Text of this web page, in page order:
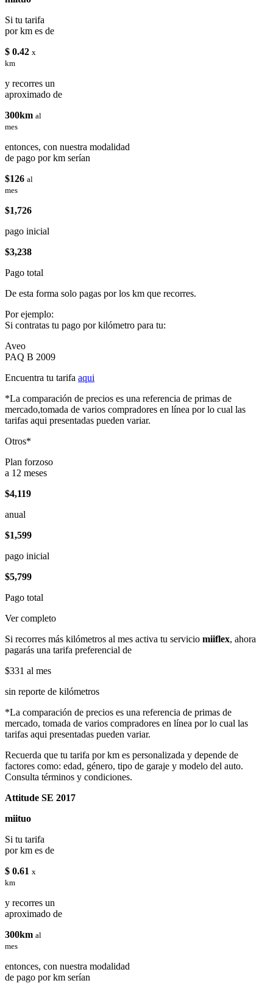
Si tu tarifa
por km es de
$ 0.42 x
km
y recorres un
aproximado de
300km al
mes
entonces, con nuestra modalidad
de pago por km serían
$126 al
mes
$1,726
pago inicial
$3,238
Pago total
De esta forma solo pagas por los km que recorres.
Por ejemplo:
Si contratas tu pago por kilómetro para tu:
Aveo
PAQ B 2009
Encuentra tu tarifa aqui
*La comparación de precios es una referencia de primas de
mercado,tomada de varios compradores en línea por lo cual las
tarifas aqui presentadas pueden variar.
Otros*
Plan forzoso
a 12 meses
$4,119
anual
$1,599
pago inicial
$5,799
Pago total
Ver completo
Si recorres más kilómetros al mes activa tu servicio miiflex, ahora
pagarás una tarifa preferencial de
$331 al mes
sin reporte de kilómetros
*La comparación de precios es una referencia de primas de
mercado, tomada de varios compradores en línea por lo cual las
tarifas aqui presentadas pueden variar.
Recuerda que tu tarifa por km es personalizada y depende de
factores como: edad, género, tipo de garaje y modelo del auto.
Consulta términos y condiciones.
Attitude SE 2017
miituo
Si tu tarifa
por km es de
$ 0.61 x
km
y recorres un
aproximado de
300km al
mes
entonces, con nuestra modalidad
de pago por km serían